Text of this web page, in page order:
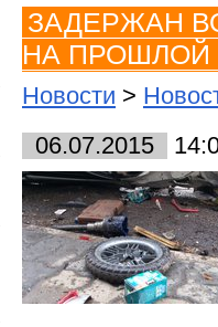
ЗАДЕРЖАН
НА ПРОШЛОЙ
Новости >
06.07.2015